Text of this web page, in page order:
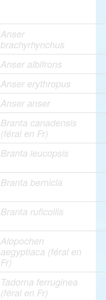
Anser
brachyrhynchus
Anser albifrons
Anser erythropus
Anser anser
Branta canadensis
(féral en Fr)
Branta leucopsis
Branta bernicla
Branta ruficollis
Alopochen
aegyptiaca (féral en
Fr)
Tadorna ferruginea
(féral en Fr)